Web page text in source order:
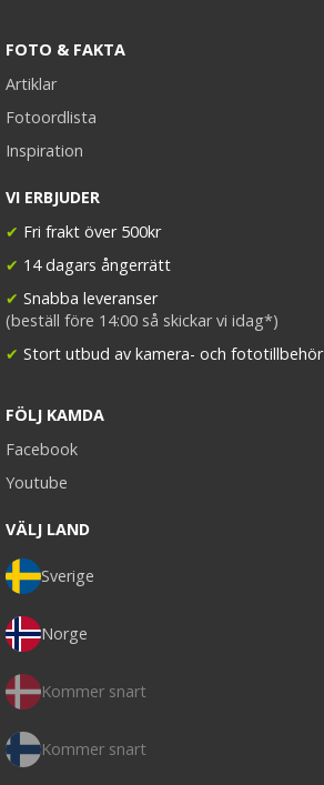
FOTO & FAKTA
Artiklar
Fotoordlista
Inspiration
VI ERBJUDER
✔ Fri frakt över 500kr
✔ 14 dagars ångerrätt
✔ Snabba leveranser
(beställ före 14:00 så skickar vi idag*)
✔ Stort utbud av kamera- och fototillbehör
FÖLJ KAMDA
Facebook
Youtube
VÄLJ LAND
Sverige
Norge
Kommer snart
Kommer snart